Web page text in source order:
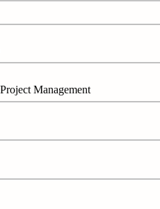
Management